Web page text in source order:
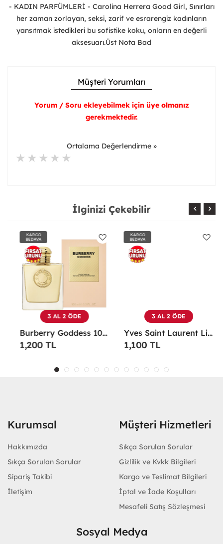
- KADIN PARFÜMLERİ - Carolina Herrera Good Girl, Sınırları
her zaman zorlayan, seksi, zarif ve esrarengiz kadınların
yansıtmak istedikleri bu soﬁstike koku, onların en değerli
aksesuarı.Üst Nota Bad
Müşteri Yorumları
Yorum / Soru ekleyebilmek için üye olmanız
gerekmektedir.
Ortalama Değerlendirme »
İlginizi Çekebilir
KARGO
BEDAVA
3 AL 2 ÖDE
Burberry Goddess 100 ML EDP Kadın Parfümü -
1,200 TL
KARGO
BEDAVA
3 AL 2 ÖDE
Yves Saint Laurent Libre EDP 90 Ml Kadın Parfüm - YSLL
1,100 TL
Kurumsal
Hakkımızda
Sıkça Sorulan Sorular
Sipariş Takibi
İletişim
Müşteri Hizmetleri
Sıkça Sorulan Sorular
Gizlilik ve Kvkk Bilgileri
Kargo ve Teslimat Bilgileri
İptal ve İade Koşulları
Mesafeli Satış Sözleşmesi
Sosyal Medya